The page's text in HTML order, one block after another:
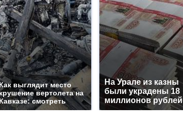
выглядит место
вертолета на
смотреть
На Урале из казны
были украдены 18
миллионов рублей